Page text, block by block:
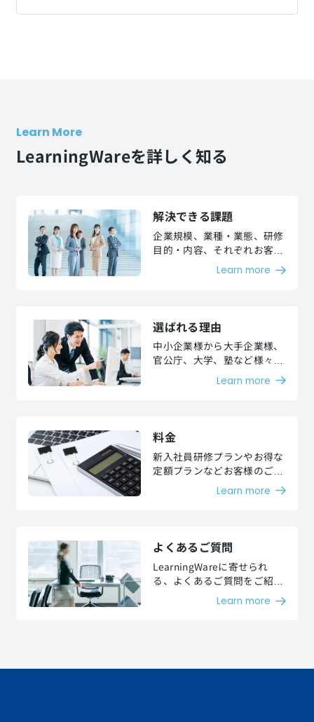
Learn More
LearningWareを詳しく知る
解決できる課題
企業規模、業種・業態、研修
目的・内容、それぞれお客様
が抱える課題を解決いたしま
Learn more
選ばれる理由
中小企業様から大手企業様、
官公庁、大学、塾など様々な
お客様より、高い評価を頂い
ています。大規模な運用も可
Learn more
料金
新入社員研修プランやお得な
定額プランなどお客様のご要
望に沿った様々な料金プラン
をご用意しております。
Learn more
よくあるご質問
LearningWareに寄せられ
る、よくあるご質問をご紹介
Learn more